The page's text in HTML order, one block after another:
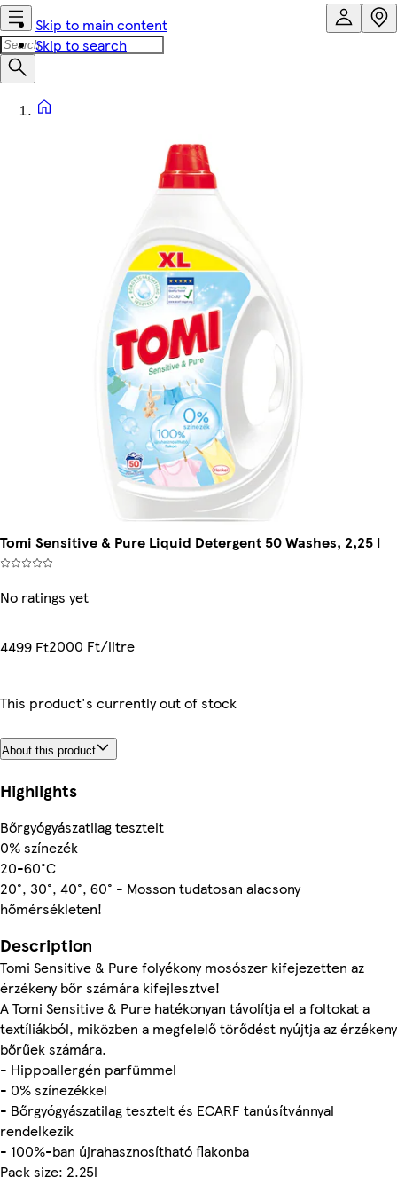
Skip to main content
Skip to search
Tomi Sensitive & Pure Liquid Detergent 50 Washes, 2,25 l
No ratings yet
4499 Ft2000 Ft/litre
This product's currently out of stock
About this product
Highlights
Bőrgyógyászatilag tesztelt
0% színezék
20-60°C
20°, 30°, 40°, 60° - Mosson tudatosan alacsony
hőmérsékleten!
Description
Tomi Sensitive & Pure folyékony mosószer kifejezetten az
érzékeny bőr számára kifejlesztve!
A Tomi Sensitive & Pure hatékonyan távolítja el a foltokat a
textíliákból, miközben a megfelelő törődést nyújtja az érzékeny
bőrűek számára.
- Hippoallergén parfümmel
- 0% színezékkel
- Bőrgyógyászatilag tesztelt és ECARF tanúsítvánnyal
rendelkezik
- 100%-ban újrahasznosítható flakonba
Pack size: 2.25l